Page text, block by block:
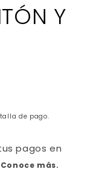
Y
de pago.